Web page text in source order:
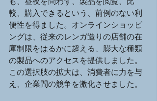
較、購入できるという、前例のない利
便性を得ました。オンラインショッピ
ングは、従来のレンガ造りの店舗の在
庫制限をはるかに超える、膨大な種類
の製品へのアクセスを提供しました。
この選択肢の拡大は、消費者に力を与
え、企業間の競争を激化させました。